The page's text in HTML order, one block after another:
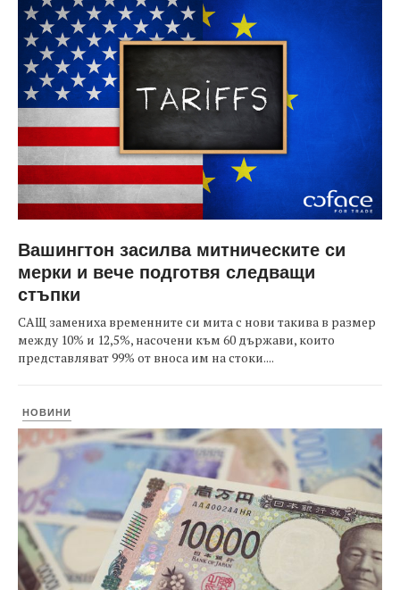
Вашингтон засилва митническите си
мерки и вече подготвя следващи
стъпки
САЩ замениха временните си мита с нови такива в размер
между 10% и 12,5%, насочени към 60 държави, които
представляват 99% от вноса им на стоки....
НОВИНИ